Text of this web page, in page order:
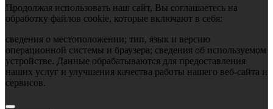
Продолжая использовать наш сайт, Вы соглашаетесь на
обработку файлов cookie, которые включают в себя:
сведения о местоположении; тип, язык и версию
операционной системы и браузера; сведения об используемом
устройстве. Данные обрабатываются для предоставления
наших услуг и улучшения качества работы нашего веб-сайта и
сервисов.